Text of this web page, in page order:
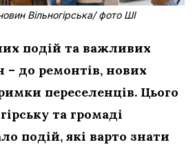
Вільногірська/ фото ШІ
подій та важливих
– до ремонтів, нових
переселенців. Цього
та громаді
подій, які варто знати